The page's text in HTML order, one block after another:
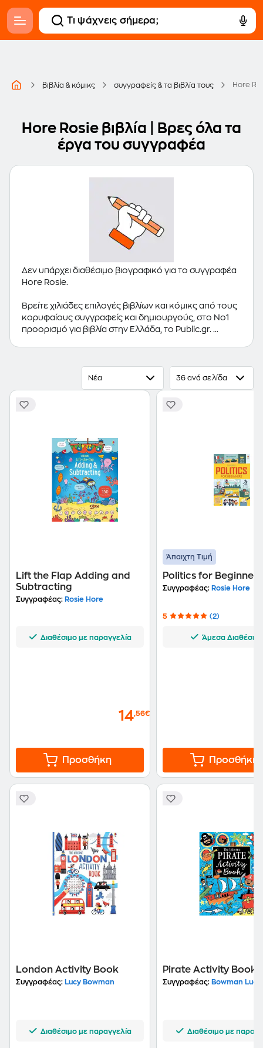
βιβλία & κόμικς συγγραφείς & τα βιβλία τους Hore
Hore Rosie βιβλία | Βρες όλα τα
έργα του συγγραφέα
Δεν υπάρχει διαθέσιμο βιογραφικό για το συγγραφέα
Hore Rosie.
Βρείτε χιλιάδες επιλογές βιβλίων και κόμικς από τους
κορυφαίους συγγραφείς και δημιουργούς, στο Νο1
προορισμό για βιβλία στην Ελλάδα, το Public.gr.
Ξενόγλωσσα Βιβλία,Κόμικς
Νέα 36 ανά σελίδα
Lift the Flap Adding and
Subtracting
Συγγραφέας: Rosie Hore
Διαθέσιμο με παραγγελία
14,56€
Προσθήκη
Άπαιχτη Τιμή
Politics for Beginners
Συγγραφέας: Rosie Hore
5 (2)
Άμεσα Διαθέσιμο
Προσθήκη
London Activity Book
Συγγραφέας: Lucy Bowman
Διαθέσιμο με παραγγελία
Pirate Activity Book
Συγγραφέας: Bowman Lucy
Διαθέσιμο με